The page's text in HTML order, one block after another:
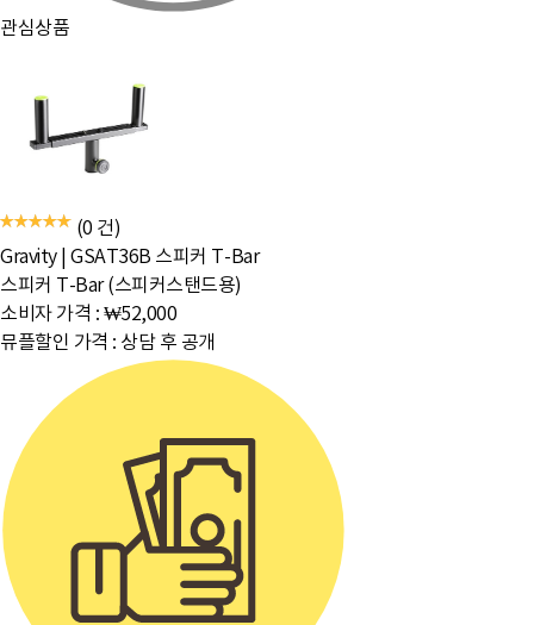
관심상품
(0 건)
Gravity
GSAT36B 스피커 T-Bar
스피커 T-Bar (스피커스탠드용)
소비자 가격 : ₩52,000
뮤플할인 가격 : 상담 후 공개